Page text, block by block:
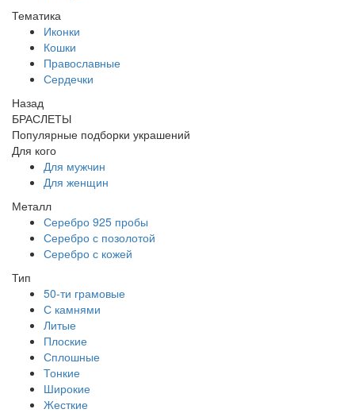
Тематика
Иконки
Кошки
Православные
Сердечки
Назад
БРАСЛЕТЫ
Популярные подборки украшений
Для кого
Для мужчин
Для женщин
Металл
Серебро 925 пробы
Серебро с позолотой
Серебро с кожей
Тип
50-ти грамовые
С камнями
Литые
Плоские
Сплошные
Тонкие
Широкие
Жесткие